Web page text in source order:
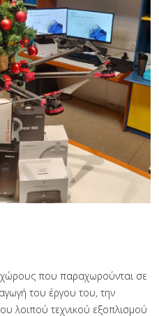
χώρους που παραχωρούνται σε
του έργου του, την
λοιπού τεχνικού εξοπλισμού